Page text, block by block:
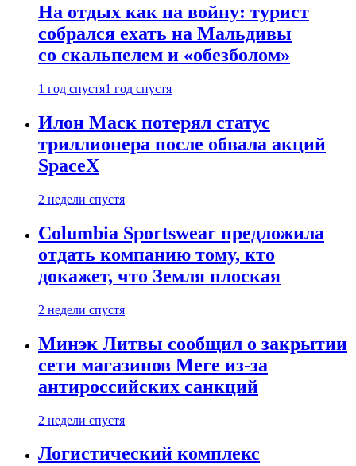
На отдых как на войну: турист
собрался ехать на Мальдивы
со скальпелем и «обезболом»
1 год спустя1 год спустя
Илон Маск потерял статус
триллионера после обвала акций
SpaceX
2 недели спустя
Columbia Sportswear предложила
отдать компанию тому, кто
докажет, что Земля плоская
2 недели спустя
Минэк Литвы сообщил о закрытии
сети магазинов Mere из-за
антироссийских санкций
2 недели спустя
Логистический комплекс